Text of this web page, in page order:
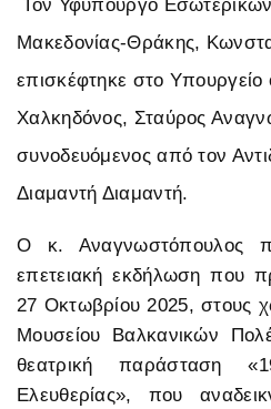
Τον Υφυπουργό
Μακεδονίας-Θράκης,
επισκέφτηκε στο
Χαλκηδόνος, Σταύρος
συνοδευόμενος από τον
Διαμαντή Διαμαντή.
Ο κ. Αναγνωστόπουλος
επετειακή εκδήλωση που
27 Οκτωβρίου 2025, στους
Μουσείου Βαλκανικών
θεατρική παράσταση
Ελευθερίας», που